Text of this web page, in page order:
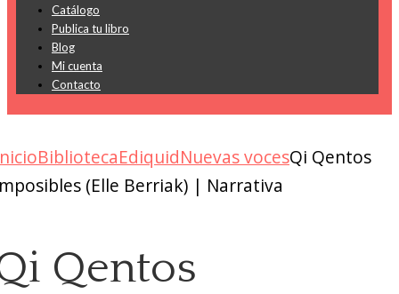
Catálogo
Publica tu libro
Blog
Mi cuenta
Contacto
BibliotecaEdiquidNuevas vocesQi Qentos
(Elle Berriak) | Narrativa
Qentos